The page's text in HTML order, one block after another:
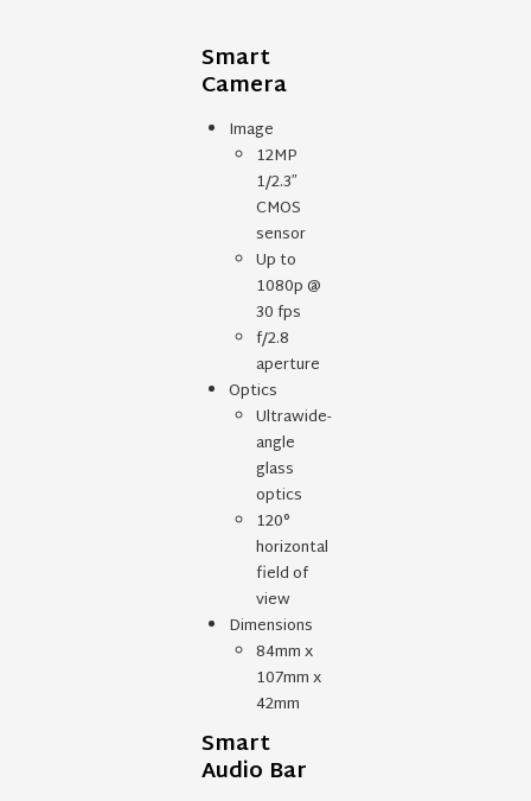
Smart
Camera
Image
12MP
1/2.3″
CMOS
sensor
Up to
1080p @
30 fps
f/2.8
aperture
Optics
Ultrawide-
angle
glass
optics
120°
horizontal
field of
view
Dimensions
84mm x
107mm x
42mm
Smart
Audio Bar